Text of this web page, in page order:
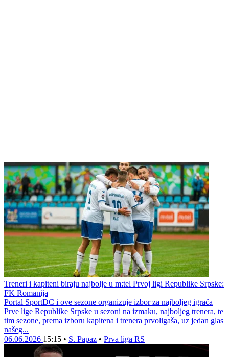
Treneri i kapiteni biraju najbolje u m:tel Prvoj ligi Republike Srpske:
FK Romanija
Portal SportDC i ove sezone organizuje izbor za najboljeg igrača
Prve lige Republike Srpske u sezoni na izmaku, najboljeg trenera, te
tim sezone, prema izboru kapitena i trenera prvoligaša, uz jedan glas
našeg...
06.06.2026 15:15 • S. Papaz • Prva liga RS